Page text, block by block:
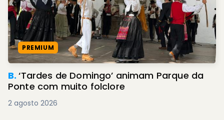
PREMIUM
B.‘Tardes de Domingo’ animam Parque da
Ponte com muito folclore
2 agosto 2026